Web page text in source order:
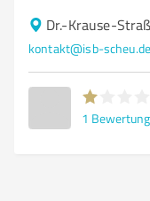
Dr.-Krause-
kontakt@isb-scheu.de
1 Bewertung